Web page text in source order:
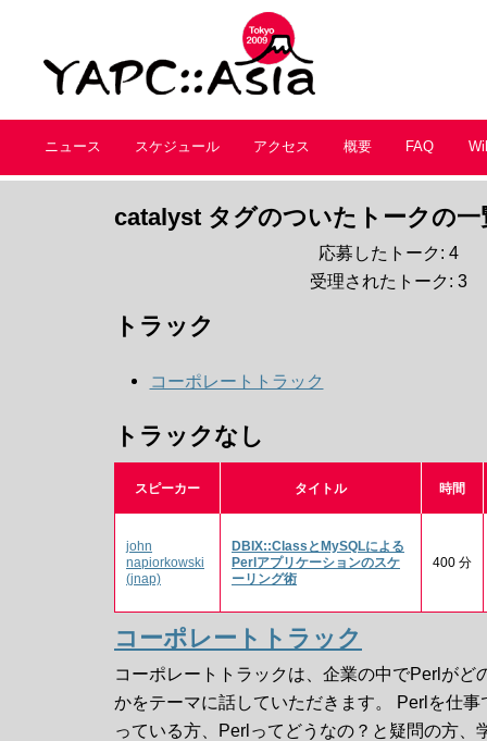
ニュース スケジュール アクセス 概要 FAQ
catalyst タグのついたトークの一
応募したトーク: 4
受理されたトーク: 3
トラック
コーポレートトラック
トラックなし
スピーカー タイトル 時間
john
napiorkowski
(‎jnap‎)
‎DBIX::ClassとMySQLによる
Perlアプリケーションのスケ
ーリング術‎
400 分
コーポレートトラック
コーポレートトラックは、企業の中でPerlがど
かをテーマに話していただきます。 Perlを仕
っている方、Perlってどうなの？と疑問の方、